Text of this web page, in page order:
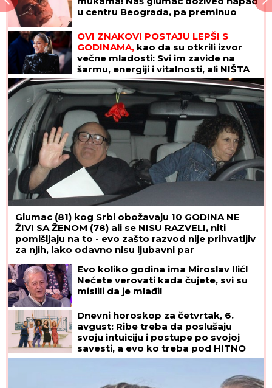
u centru Beograda, pa preminuo
OVI ZNAKOVI POSTAJU LEPŠI S
GODINAMA, kao da su otkrili izvor
večne mladosti: Svi im zavide na
šarmu, energiji i vitalnosti, ali NIŠTA
NIJE SLUČAJNO
Glumac (81) kog Srbi obožavaju 10 GODINA NE
ŽIVI SA ŽENOM (78) ali se NISU RAZVELI, niti
pomišljaju na to - evo zašto razvod nije prihvatljiv
za njih, iako odavno nisu ljubavni par
Evo koliko godina ima Miroslav Ilić!
Nećete verovati kada čujete, svi su
mislili da je mlađi!
Dnevni horoskop za četvrtak, 6.
avgust: Ribe treba da poslušaju
svoju intuiciju i postupe po svojoj
savesti, a evo ko treba pod HITNO
DA SE OPUSTI